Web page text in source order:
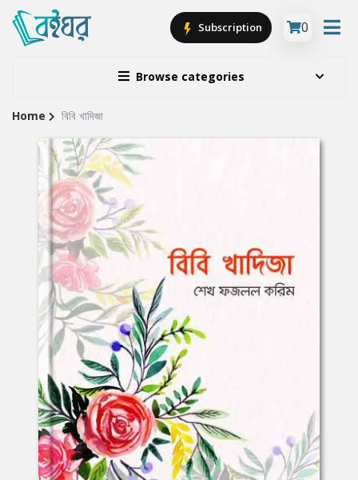
Browse categories
Subscription 0
Site
Breadcrumb
Home বিবি খাদিজা